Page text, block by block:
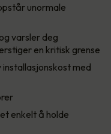
unormale
varsler deg
en kritisk grense
med
enkelt å holde